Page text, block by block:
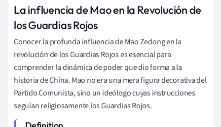
La influencia de Mao en la Revolución de
los Guardias Rojos
Conocer la profunda influencia de Mao Zedong en la
revolución de los Guardias Rojos es esencial para
comprender la dinámica de poder que dio forma a la
historia de China. Mao no era una mera figura decorativa del
Partido Comunista, sino un ideólogo cuyas instrucciones
seguían religiosamente los Guardias Rojos.